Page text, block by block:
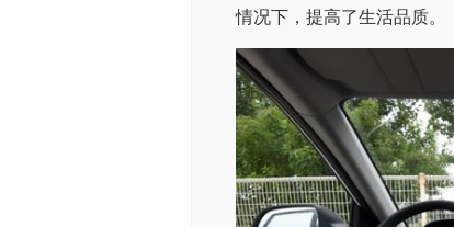
情况下，提高了生活品质。